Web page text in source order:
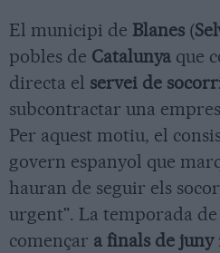
El municipi de Blanes (
pobles de Catalunya que
directa el servei de
subcontractar una
Per aquest motiu, el
govern espanyol que
hauran de seguir els
urgent". La temporada
començar a finals de juny